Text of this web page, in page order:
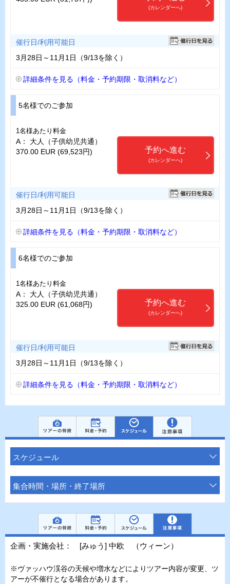
(カレンダーへ)
催行日/利用可能日
3月28日～11月1日（9/13を除く）
詳細条件を見る（料金・予約期限・取消料など）
5名様でのご参加
1名様あたり料金
A： 大人（子供幼児共通）
370.00 EUR (69,523円)
予約へ進む
(カレンダーへ)
催行日/利用可能日
3月28日～11月1日（9/13を除く）
詳細条件を見る（料金・予約期限・取消料など）
6名様でのご参加
1名様あたり料金
A： 大人（子供幼児共通）
325.00 EUR (61,068円)
予約へ進む
(カレンダーへ)
催行日/利用可能日
3月28日～11月1日（9/13を除く）
詳細条件を見る（料金・予約期限・取消料など）
スケジュール
集合時間・場所・終了場所
企画・実施会社： [みゅう] 中欧 （ウィーン）
※ヴァッハウ渓谷の天候や増水などによりツアー内容が変更、ツ
アーが不催行となる場合があります。